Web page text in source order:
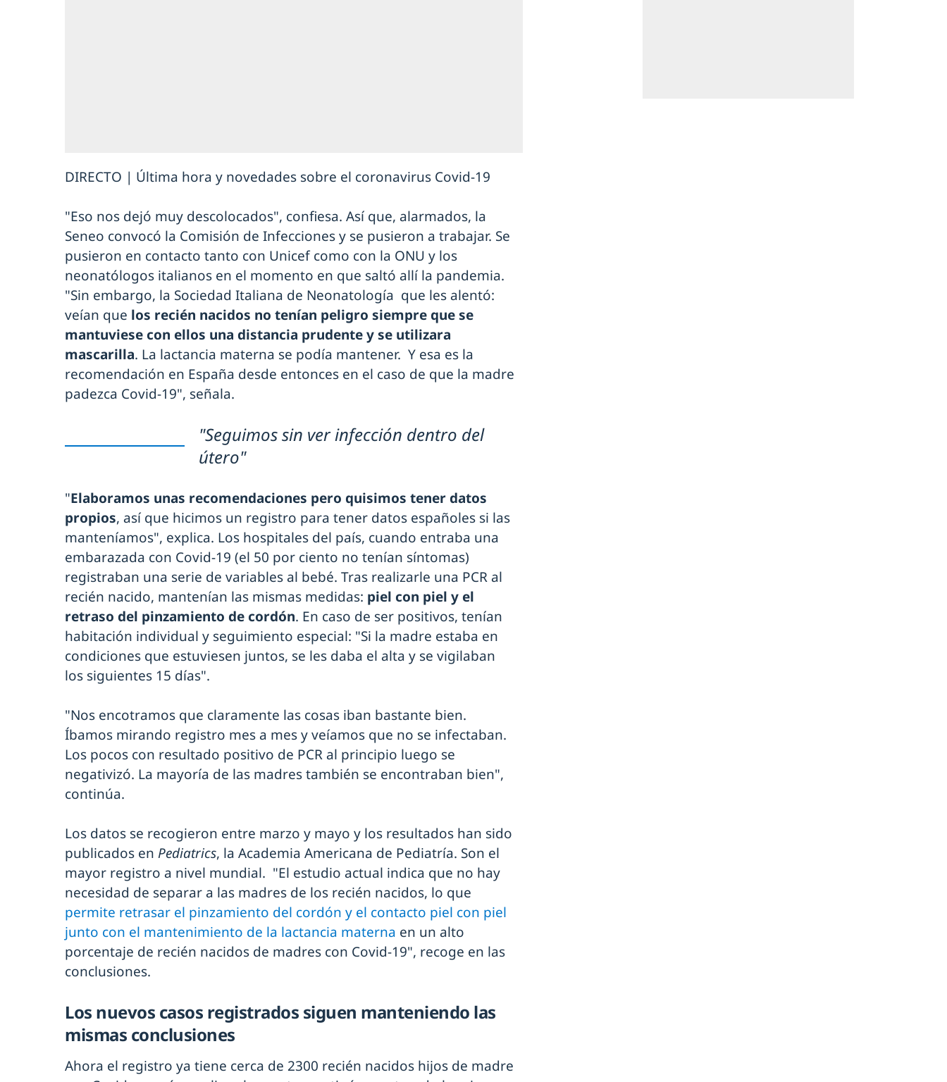
DIRECTO | Última hora y novedades sobre el coronavirus Covid-19
"Eso nos dejó muy descolocados", confiesa. Así que, alarmados, la
Seneo convocó la Comisión de Infecciones y se pusieron a trabajar. Se
pusieron en contacto tanto con Unicef como con la ONU y los
neonatólogos italianos en el momento en que saltó allí la pandemia.
"Sin embargo, la Sociedad Italiana de Neonatología que les alentó:
veían que los recién nacidos no tenían peligro siempre que se
mantuviese con ellos una distancia prudente y se utilizara
mascarilla. La lactancia materna se podía mantener. Y esa es la
recomendación en España desde entonces en el caso de que la madre
padezca Covid-19", señala.
"Seguimos sin ver infección dentro del
útero"
"Elaboramos unas recomendaciones pero quisimos tener datos
propios, así que hicimos un registro para tener datos españoles si las
manteníamos", explica. Los hospitales del país, cuando entraba una
embarazada con Covid-19 (el 50 por ciento no tenían síntomas)
registraban una serie de variables al bebé. Tras realizarle una PCR al
recién nacido, mantenían las mismas medidas: piel con piel y el
retraso del pinzamiento de cordón. En caso de ser positivos, tenían
habitación individual y seguimiento especial: "Si la madre estaba en
condiciones que estuviesen juntos, se les daba el alta y se vigilaban
los siguientes 15 días".
"Nos encotramos que claramente las cosas iban bastante bien.
Íbamos mirando registro mes a mes y veíamos que no se infectaban.
Los pocos con resultado positivo de PCR al principio luego se
negativizó. La mayoría de las madres también se encontraban bien",
continúa.
Los datos se recogieron entre marzo y mayo y los resultados han sido
publicados en Pediatrics, la Academia Americana de Pediatría. Son el
mayor registro a nivel mundial. "El estudio actual indica que no hay
necesidad de separar a las madres de los recién nacidos, lo que
permite retrasar el pinzamiento del cordón y el contacto piel con piel
junto con el mantenimiento de la lactancia materna en un alto
porcentaje de recién nacidos de madres con Covid-19", recoge en las
conclusiones.
Los nuevos casos registrados siguen manteniendo las
mismas conclusiones
Ahora el registro ya tiene cerca de 2300 recién nacidos hijos de madre